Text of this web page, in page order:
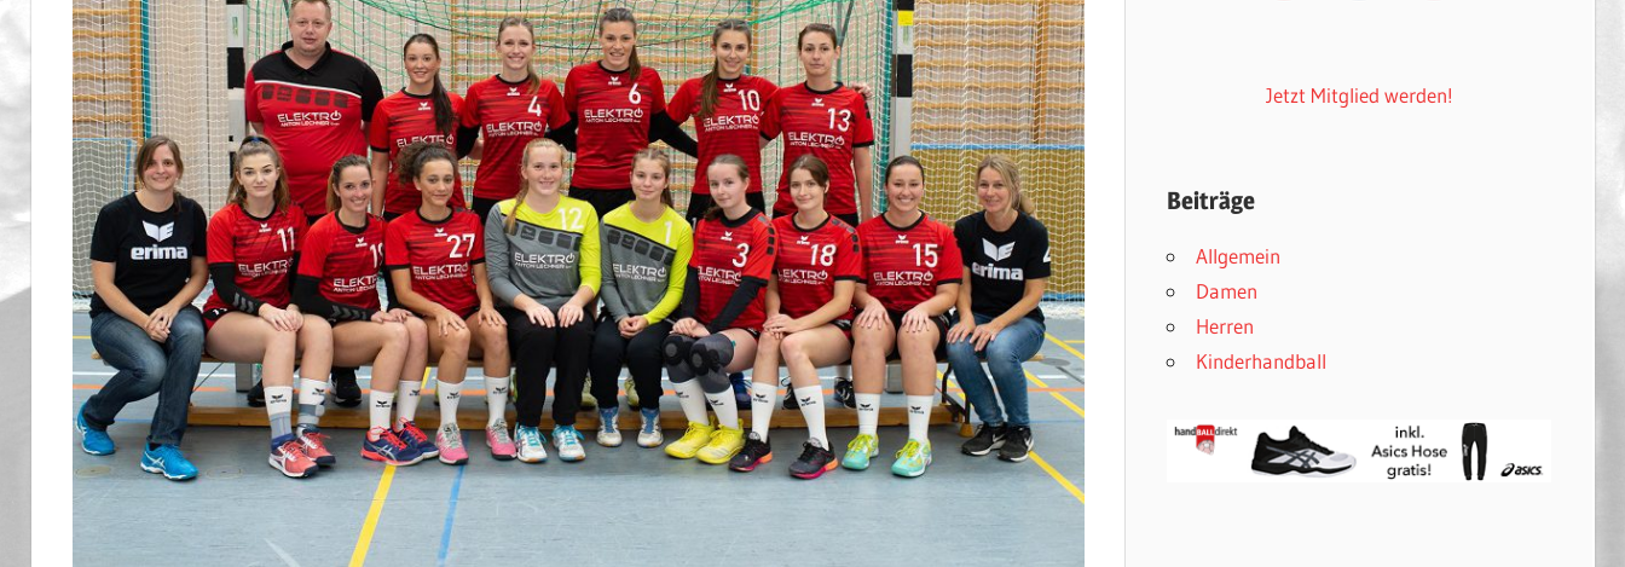
Jetzt Mitglied werden!
Beiträge
Allgemein
Damen
Herren
Kinderhandball